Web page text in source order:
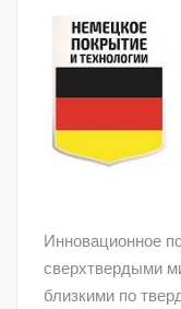
Инновационное
сверхтвердыми
близкими по